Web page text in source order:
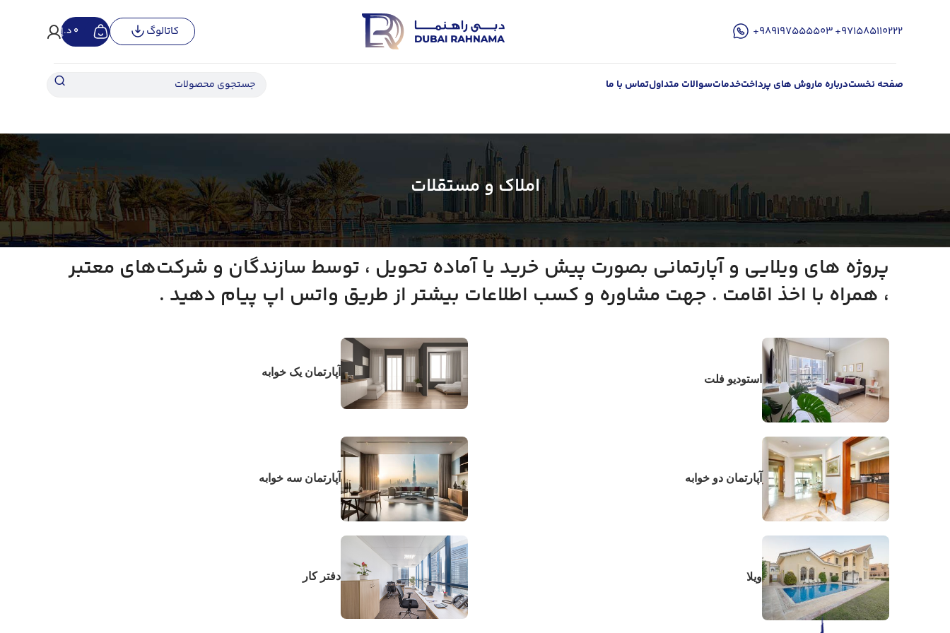
۹۷۱۵۸۵۱۱۰۲۲۲+ 989197555503+ کاتالوگ 0 د.إ
صفحه نخستدرباره ماروش های پرداختخدماتسوالات متداولتماس با ما
املاک و مستقلات
پروژه های ویلایی و آپارتمانی بصورت پیش خرید یا آماده تحویل ، توسط سازندگان و شرکت‌های معتبر
، همراه با اخذ اقامت . جهت مشاوره و کسب اطلاعات بیشتر از طریق واتس اپ پیام دهید .
استودیو فلت
آپارتمان یک خوابه
آپارتمان دو خوابه آپارتمان سه خوابه
ویلا دفتر کار